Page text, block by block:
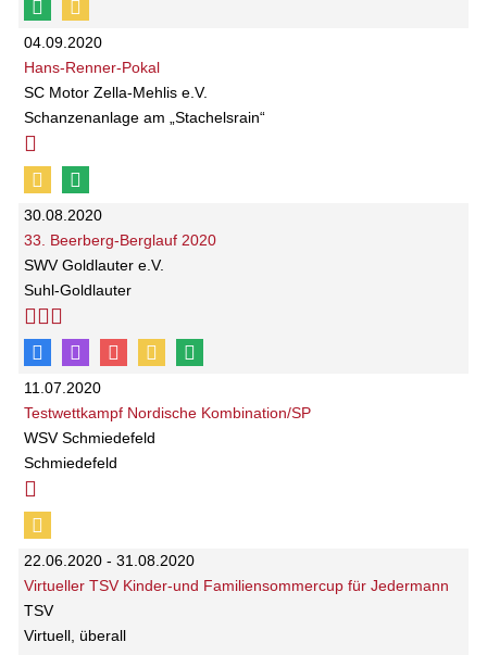
04.09.2020
Hans-Renner-Pokal
SC Motor Zella-Mehlis e.V.
Schanzenanlage am „Stachelsrain“
30.08.2020
33. Beerberg-Berglauf 2020
SWV Goldlauter e.V.
Suhl-Goldlauter
11.07.2020
Testwettkampf Nordische Kombination/SP
WSV Schmiedefeld
Schmiedefeld
22.06.2020 - 31.08.2020
Virtueller TSV Kinder-und Familiensommercup für Jedermann
TSV
Virtuell, überall